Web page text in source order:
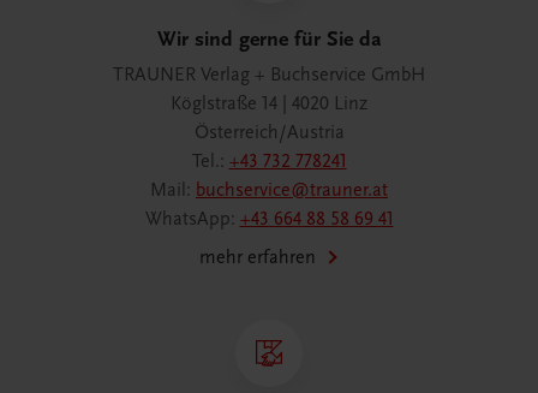
Wir sind gerne für Sie da
TRAUNER Verlag + Buchservice GmbH
Köglstraße 14 | 4020 Linz
Österreich/Austria
Tel.: +43 732 778241
Mail: buchservice@trauner.at
WhatsApp: +43 664 88 58 69 41
mehr erfahren